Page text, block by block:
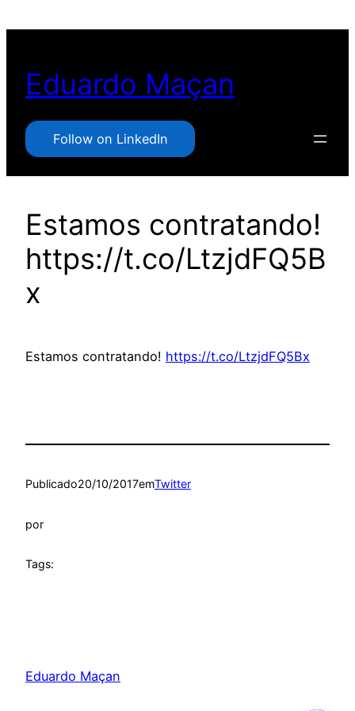
conteúdo
Eduardo Maçan
Follow on LinkedIn
Estamos contratando!
https://t.co/LtzjdFQ5B
x
Estamos contratando! https://t.co/LtzjdFQ5Bx
Publicado20/10/2017emTwitter
por
Tags:
Eduardo Maçan